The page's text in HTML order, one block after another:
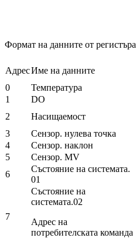
Формат на данните от регистъра
АдресИме на данните
0
Температура
1
DO
2
Насищаемост
3
Сензор. нулева точка
4
Сензор. наклон
5
Сензор. MV
6
Състояние на системата.
01
7
Състояние на
системата.02
Адрес на
потребителската команда